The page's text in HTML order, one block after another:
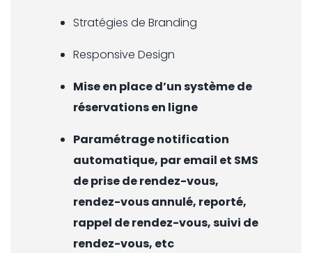
Stratégies de Branding
Responsive Design
Mise en place d’un système de
réservations en ligne
Paramétrage notification
automatique, par email et SMS
de prise de rendez-vous,
rendez-vous annulé, reporté,
rappel de rendez-vous, suivi de
rendez-vous, etc